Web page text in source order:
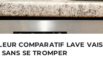
COMPARATIF LAVE
SE TROMPER